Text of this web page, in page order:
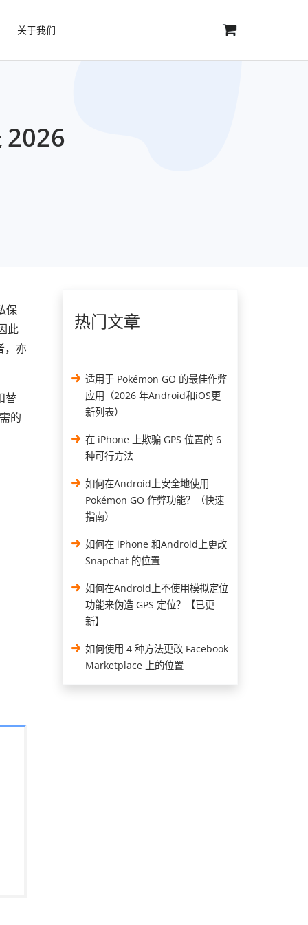
关于我们
2026
保
此
，亦
替
的
热门文章
适用于 Pokémon GO 的最佳作弊
应用（2026 年Android和iOS更
新列表）
在 iPhone 上欺骗 GPS 位置的 6
种可行方法
如何在Android上安全地使用
Pokémon GO 作弊功能？（快速
指南）
如何在 iPhone 和Android上更改
Snapchat 的位置
如何在Android上不使用模拟定位
功能来伪造 GPS 定位？【已更
新】
如何使用 4 种方法更改 Facebook
Marketplace 上的位置